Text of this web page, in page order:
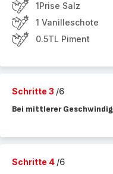
1Prise Salz
1 Vanilleschote
0.5TL Piment
Schritte 3 /6
Bei mittlerer
Schritte 4 /6